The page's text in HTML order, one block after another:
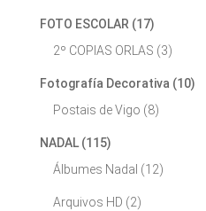
FOTO ESCOLAR (17)
2º COPIAS ORLAS (3)
Fotografía Decorativa (10)
Postais de Vigo (8)
NADAL (115)
Álbumes Nadal (12)
Arquivos HD (2)